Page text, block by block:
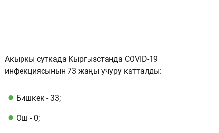
Акыркы суткада Кыргызстанда СOVID-19
инфекциясынын 73 жаңы учуру катталды:
Бишкек - ​​33;
Ош - 0;